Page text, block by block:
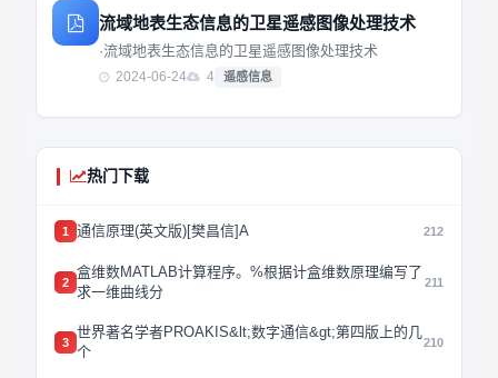
流域地表生态信息的卫星遥感图像处理技术
·流域地表生态信息的卫星遥感图像处理技术
2024-06-24 4 遥感信息
热门下载
1 通信原理(英文版)[樊昌信]A 212
2
盒维数MATLAB计算程序。%根据计盒维数原理编写了
求一维曲线分
211
3
世界著名学者PROAKIS&lt;数字通信&gt;第四版上的几
个
210